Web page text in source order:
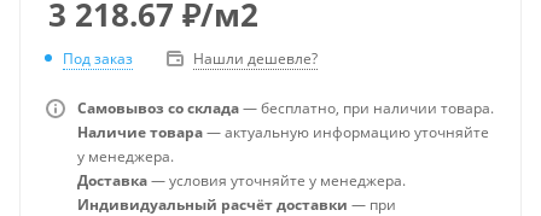
3 218.67 ₽/м2
Под заказ Нашли дешевле?
Самовывоз со склада— бесплатно, при наличии товара.
Наличие товара— актуальную информацию уточняйте
у менеджера.
Доставка— условия уточняйте у менеджера.
Индивидуальный расчёт доставки — при